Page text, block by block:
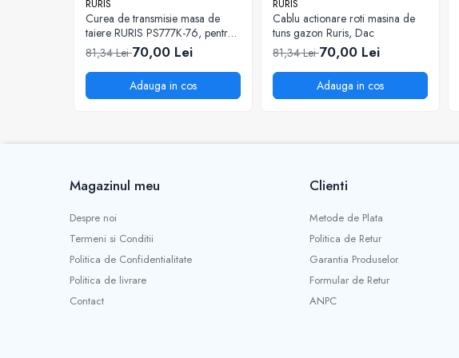
Aparat umplut carnati
RURIS
Curea de transmisie masa de
taiere RURIS PS777K-76, pentru
motocositori Ruris DAC 777K
81,34 Lei70,00 Lei
Adauga in cos
RURIS
Cablu actionare roti masina de
tuns gazon Ruris, Dac
81,34 Lei70,00 Lei
Adauga in cos
Magazinul meu
Despre noi
Termeni si Conditii
Politica de Confidentialitate
Politica de livrare
Contact
Clienti
Metode de Plata
Politica de Retur
Garantia Produselor
Formular de Retur
ANPC